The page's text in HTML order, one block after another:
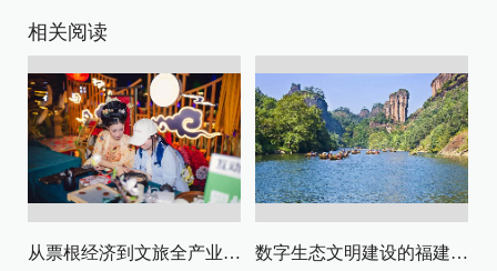
相关阅读
从票根经济到文旅全产业链升级 数字生态文明建设的福建路径与启示